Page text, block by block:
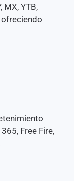
MX, YTB,
ofreciendo
Free Fire,